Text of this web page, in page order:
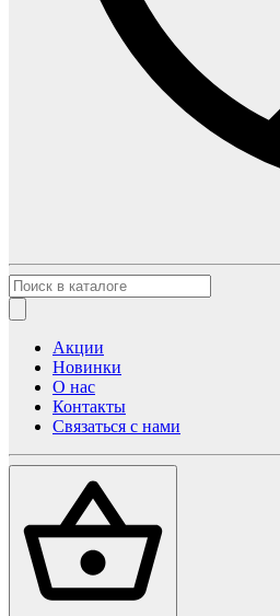
Акции
Новинки
О нас
Контакты
Связаться с нами